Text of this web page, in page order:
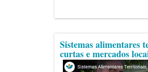
Sistemas alimentares
curtas e mercados